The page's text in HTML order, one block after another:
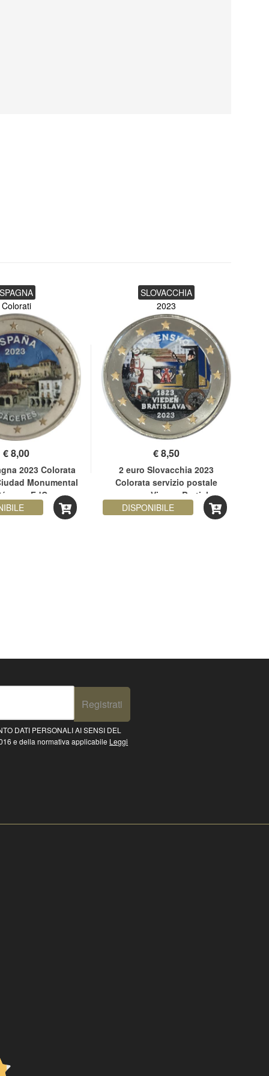
SPAGNA
Colorati
€8,00
2023 Colorata
Monumental
FdC
SLOVACCHIA
2023
€8,50
2 euro Slovacchia 2023
Colorata servizio postale
espresso Vienna-Bratislava
DISPONIBILE
Registrati
DATI PERSONALI AI SENSI DEL
e della normativa applicabile Leggi